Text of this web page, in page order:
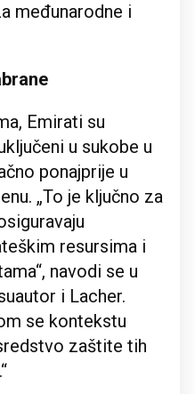
međunarodne i
Emirati su
u sukobe u
ponajprije u
„To je ključno za
resursima i
navodi se u
i Lacher.
se kontekstu
zaštite tih